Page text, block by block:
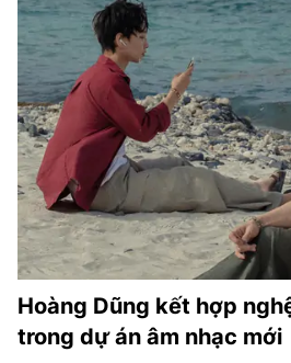
Hoàng Dũng kết hợp
trong dự án âm nhạc mới